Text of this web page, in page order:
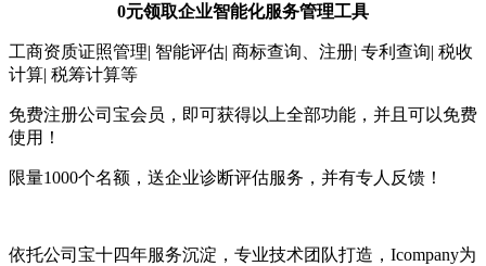
0元领取企业智能化服务管理工具
工商资质证照管理| 智能评估| 商标查询、注册| 专利查询| 税收
计算| 税筹计算等
免费注册公司宝会员，即可获得以上全部功能，并且可以免费
使用！
限量1000个名额，送企业诊断评估服务，并有专人反馈！
依托公司宝十四年服务沉淀，专业技术团队打造，Icompany为